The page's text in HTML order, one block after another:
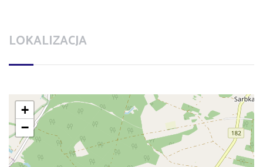
LOKALIZACJA
+
−